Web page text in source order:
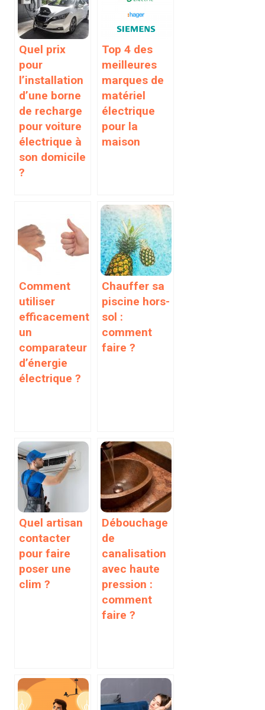
Quel prix
pour
l’installation
d’une borne
de recharge
pour voiture
électrique à
son domicile
?
Top 4 des
meilleures
marques de
matériel
électrique
pour la
maison
Comment
utiliser
efficacement
un
comparateur
d’énergie
électrique ?
Chauffer sa
piscine hors-
sol :
comment
faire ?
Quel artisan
contacter
pour faire
poser une
clim ?
Débouchage
de
canalisation
avec haute
pression :
comment
faire ?